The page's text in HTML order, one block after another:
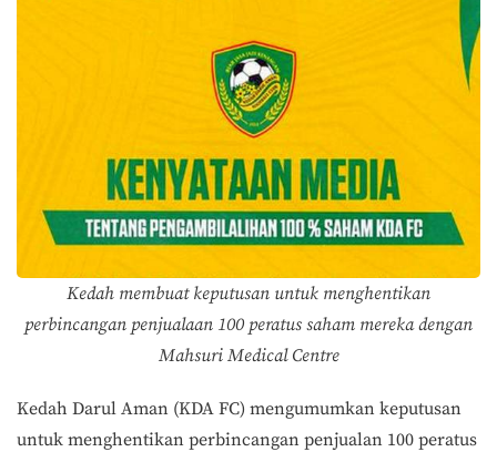
Kedah membuat keputusan untuk menghentikan
perbincangan penjualaan 100 peratus saham mereka dengan
Mahsuri Medical Centre
Kedah Darul Aman (KDA FC) mengumumkan keputusan
untuk menghentikan perbincangan penjualan 100 peratus